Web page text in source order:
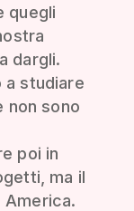
quegli
dargli.
a studiare
non sono
poi in
ma il
America.